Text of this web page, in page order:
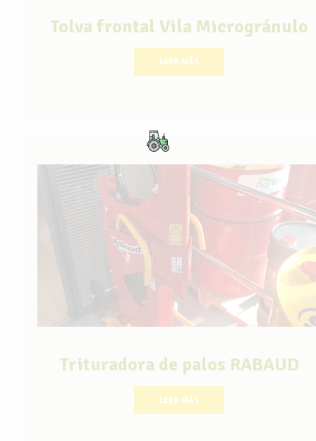
Tolva frontal Vila Microgránulo
LEER MÁS
Trituradora de palos RABAUD
LEER MÁS